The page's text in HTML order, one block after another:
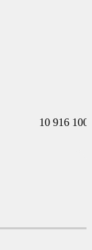
10 916 100